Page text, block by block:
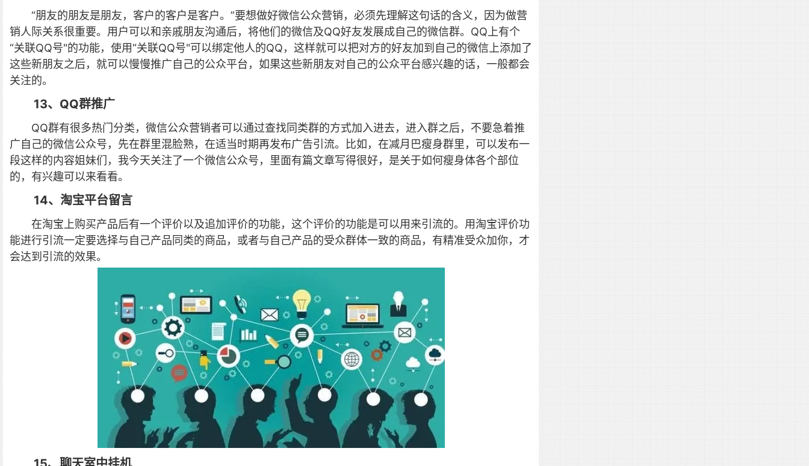
“朋友的朋友是朋友，客户的客户是客户。”要想做好微信公众营销，必须先理解这句话的含义，因为做营
销人际关系很重要。用户可以和亲戚朋友沟通后，将他们的微信及QQ好友发展成自己的微信群。QQ上有个
“关联QQ号"的功能，使用“关联QQ号"可以绑定他人的QQ，这样就可以把对方的好友加到自己的微信上添加了
这些新朋友之后，就可以慢慢推广自己的公众平台，如果这些新朋友对自己的公众平台感兴趣的话，一般都会
关注的。
13、QQ群推广
QQ群有很多热门分类，微信公众营销者可以通过查找同类群的方式加入进去，进入群之后，不要急着推
广自己的微信公众号，先在群里混脸熟，在适当时期再发布广告引流。比如，在减月巴瘦身群里，可以发布一
段这样的内容姐妹们，我今天关注了一个微信公众号，里面有篇文章写得很好，是关于如何瘦身体各个部位
的，有兴趣可以来看看。
14、淘宝平台留言
在淘宝上购买产品后有一个评价以及追加评价的功能，这个评价的功能是可以用来引流的。用淘宝评价功
能进行引流一定要选择与自己产品同类的商品，或者与自己产品的受众群体一致的商品，有精准受众加你，才
会达到引流的效果。